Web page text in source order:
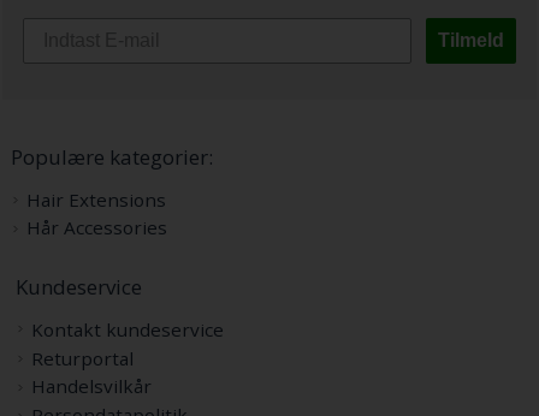
Tilmeld
Populære kategorier:
Hair Extensions
Hår Accessories
Kundeservice
Kontakt kundeservice
Returportal
Handelsvilkår